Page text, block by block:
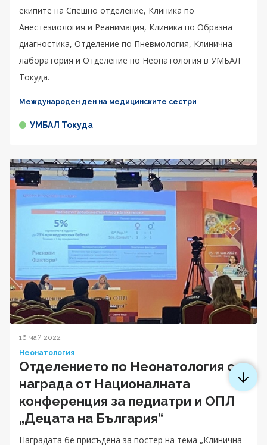
екипите на Спешно отделение, Клиника по
Анестезиология и Реанимация, Клиника по Образна
диагностика, Отделение по Пневмология, Клинична
лаборатория и Отделение по Неонатология в УМБАЛ
Токуда.
Международен ден на медицинските сестри
УМБАЛ Токуда
16 май 2022
Неонатология
Отделението по Неонатология с
награда от Националната
конференция за педиатри и ОПЛ
„Децата на България“
Наградата бе присъдена за постер на тема „Клинична